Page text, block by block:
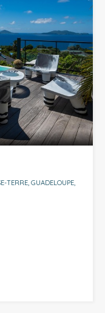
TERRE, GUADELOUPE,